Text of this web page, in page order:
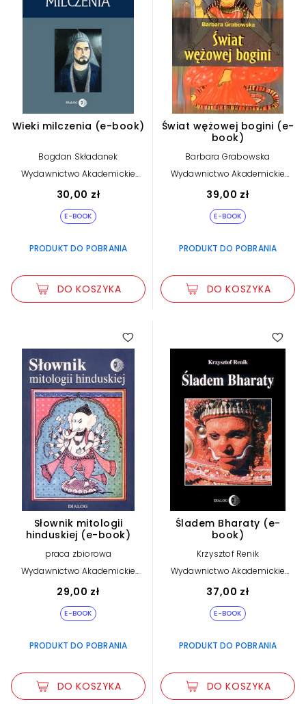
Wieki milczenia (e-book)
Bogdan Składanek
Wydawnictwo Akademickie
30,00 zł
E-BOOK
PRODUKT DO POBRANIA
DO KOSZYKA
Świat wężowej bogini (e-
book)
Barbara Grabowska
Wydawnictwo Akademickie
39,00 zł
E-BOOK
PRODUKT DO POBRANIA
DO KOSZYKA
Słownik mitologii
hinduskiej (e-book)
praca zbiorowa
Wydawnictwo Akademickie
29,00 zł
E-BOOK
PRODUKT DO POBRANIA
DO KOSZYKA
Śladem Bharaty (e-
book)
Krzysztof Renik
Wydawnictwo Akademickie
37,00 zł
E-BOOK
PRODUKT DO POBRANIA
DO KOSZYKA